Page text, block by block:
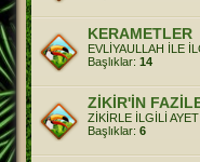
KERAMETLER
EVLİYAULLAH İLE
Başlıklar: 14
ZİKİR'İN
ZİKİRLE İLGİLİ
Başlıklar: 6